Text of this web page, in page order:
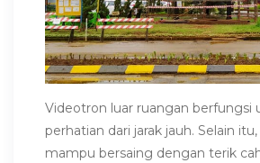
Videotron luar ruangan berfungsi
perhatian dari jarak jauh. Selain
mampu bersaing dengan terik